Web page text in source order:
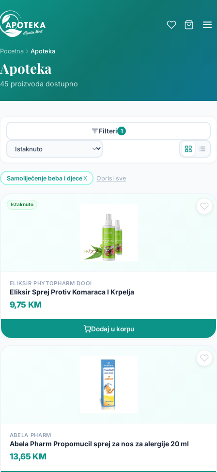
Pocetna Apoteka
Apoteka
45 proizvoda dostupno
Filteri 1
Samoliječenje beba i djecex Obrisi sve
Istaknuto
ELIKSIR PHYTOPHARM DOOI
Eliksir Sprej Protiv Komaraca I Krpelja
9,75 KM
Dodaj u korpu
ABELA PHARM
Abela Pharm Propomucil sprej za nos za alergije 20 ml
13,65 KM